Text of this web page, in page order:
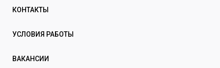
КОНТАКТЫ
УСЛОВИЯ РАБОТЫ
ВАКАНСИИ